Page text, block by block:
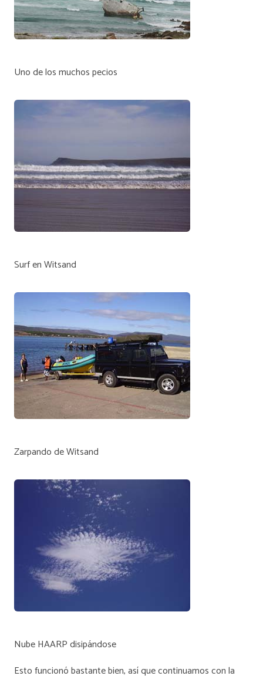
Uno de los muchos pecios
Surf en Witsand
Zarpando de Witsand
Nube HAARP disipándose
Esto funcionó bastante bien, así que continuamos con la